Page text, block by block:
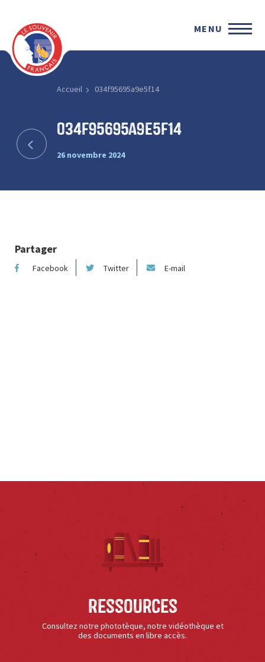
MENU
Accueil 034f95695a9e5f14
034f95695a9e5f14
26 novembre 2024
Partager
Facebook Twitter E-mail
Ressources
Consultez notre phototèque, notre vidéothèque et
des documents en libre accès.